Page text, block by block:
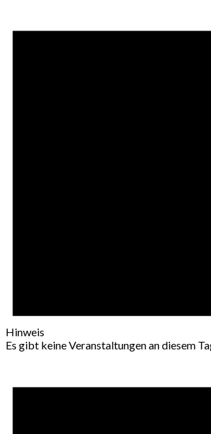
Hinweis
Es gibt keine Veranstaltungen an diesem